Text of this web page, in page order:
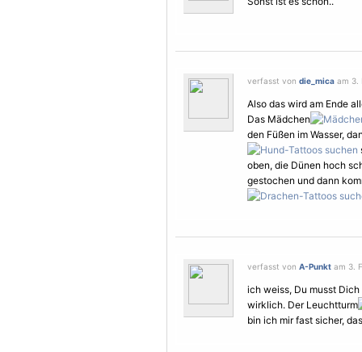
verfasst von die_mica am 3.
Also das wird am Ende
Das Mädchen
den Füßen im Wasser,
oben, die Dünen hoch
gestochen und dann
verfasst von A-Punkt am 3.
ich weiss, Du musst
wirklich. Der Leuchtturm
bin ich mir fast sicher,